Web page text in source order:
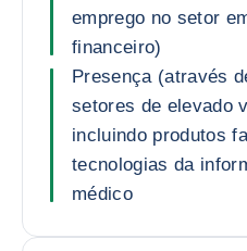
emprego no setor
financeiro)
Presença (através
setores de elevado
incluindo produtos
tecnologias da
médico